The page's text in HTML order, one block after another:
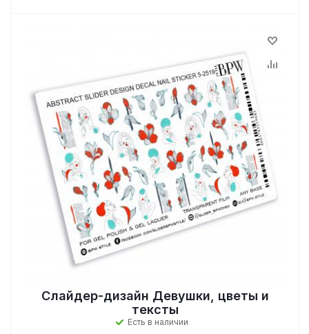
Слайдер-дизайн Девушки, цветы и
тексты
Есть в наличии